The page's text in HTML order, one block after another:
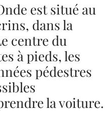
est situé au
dans la
centre du
à pieds, les
pédestres
la voiture.